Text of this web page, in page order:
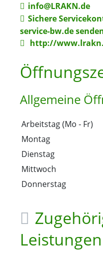
info@LRAKN.de
Sichere
service-bw.de
http://
Allgemeine
Arbeitstag (Mo - Fr)
Montag
Dienstag
Mittwoch
Donnerstag
Leistungen